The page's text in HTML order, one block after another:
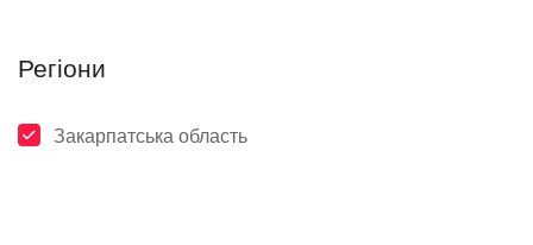
Регіони
Закарпатська область